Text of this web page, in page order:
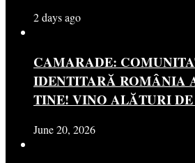
2 days ago
CAMARADE:
IDENTITARĂ ROMÂNIA
TINE! VINO ALĂTURI
June 20, 2026